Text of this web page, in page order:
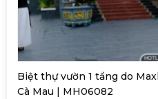
Biệt thự vườn 1 tầng do
Cà Mau | MH06082